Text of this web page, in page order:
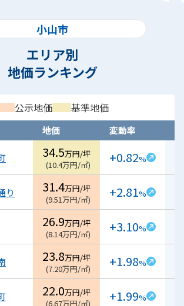
小山市
エリア別
地価ランキング
公示地価 基準地価
地価 変動率
34.5万円/坪
(10.4万円/㎡) +0.82%
り 31.4万円/坪
(9.51万円/㎡) +2.81%
26.9万円/坪
(8.14万円/㎡) +3.10%
23.8万円/坪
(7.20万円/㎡) +1.98%
22.0万円/坪
(6.67万円/㎡) +1.99%